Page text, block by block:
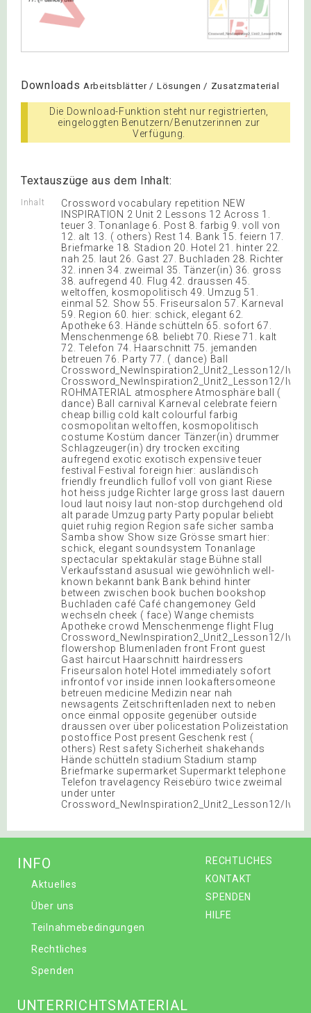
Downloads Arbeitsblätter / Lösungen / Zusatzmaterial
Die Download-Funktion steht nur registrierten,
eingeloggten Benutzern/Benutzerinnen zur
Verfügung.
Textauszüge aus dem Inhalt:
Inhalt
Crossword vocabulary repetition NEW
INSPIRATION 2 Unit 2 Lessons 12 Across 1.
teuer 3. Tonanlage 6. Post 8. farbig 9. voll von
12. alt 13. ( others) Rest 14. Bank 15. feiern 17.
Briefmarke 18. Stadion 20. Hotel 21. hinter 22.
nah 25. laut 26. Gast 27. Buchladen 28. Richter
32. innen 34. zweimal 35. Tänzer(in) 36. gross
38. aufregend 40. Flug 42. draussen 45.
weltoffen, kosmopolitisch 49. Umzug 51.
einmal 52. Show 55. Friseursalon 57. Karneval
59. Region 60. hier: schick, elegant 62.
Apotheke 63. Hände schütteln 65. sofort 67.
Menschenmenge 68. beliebt 70. Riese 71. kalt
72. Telefon 74. Haarschnitt 75. jemanden
betreuen 76. Party 77. ( dance) Ball
Crossword_NewInspiration2_Unit2_Lesson12/lw
Crossword_NewInspiration2_Unit2_Lesson12/lw
ROHMATERIAL atmosphere Atmosphäre ball (
dance) Ball carnival Karneval celebrate feiern
cheap billig cold kalt colourful farbig
cosmopolitan weltoffen, kosmopolitisch
costume Kostüm dancer Tänzer(in) drummer
Schlagzeuger(in) dry trocken exciting
aufregend exotic exotisch expensive teuer
festival Festival foreign hier: ausländisch
friendly freundlich fullof voll von giant Riese
hot heiss judge Richter large gross last dauern
loud laut noisy laut non-stop durchgehend old
alt parade Umzug party Party popular beliebt
quiet ruhig region Region safe sicher samba
Samba show Show size Grösse smart hier:
schick, elegant soundsystem Tonanlage
spectacular spektakulär stage Bühne stall
Verkaufsstand asusual wie gewöhnlich well-
known bekannt bank Bank behind hinter
between zwischen book buchen bookshop
Buchladen café Café changemoney Geld
wechseln cheek ( face) Wange chemists
Apotheke crowd Menschenmenge flight Flug
Crossword_NewInspiration2_Unit2_Lesson12/lw
flowershop Blumenladen front Front guest
Gast haircut Haarschnitt hairdressers
Friseursalon hotel Hotel immediately sofort
infrontof vor inside innen lookaftersomeone
betreuen medicine Medizin near nah
newsagents Zeitschriftenladen next to neben
once einmal opposite gegenüber outside
draussen over über policestation Polizeistation
postoffice Post present Geschenk rest (
others) Rest safety Sicherheit shakehands
Hände schütteln stadium Stadium stamp
Briefmarke supermarket Supermarkt telephone
Telefon travelagency Reisebüro twice zweimal
under unter
Crossword_NewInspiration2_Unit2_Lesson12/lw
RECHTLICHES
KONTAKT
SPENDEN
HILFE
INFO
Aktuelles
Über uns
Teilnahmebedingungen
Rechtliches
Spenden
UNTERRICHTSMATERIAL